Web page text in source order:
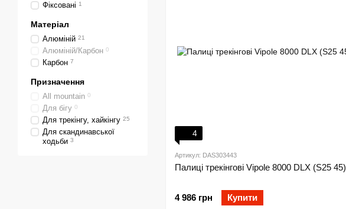
4
Артикул: DAS303443
Палиці трекінгові Vipole 8000 DLX (S25 45)
4 986 грн Купити
Фіксовані 1
Матеріал
Алюміній 21
Алюміній/Карбон 0
Карбон 7
Призначення
All mountain 0
Для бігу 0
Для трекінгу, хайкінгу 25
Для скандинавської
ходьби 3